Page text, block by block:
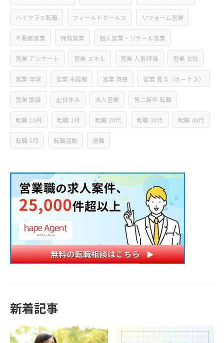
ハイクラス転職 フィールドセールス リフォーム営業
不動産営業 保険営業 個人営業・リテール営業
営業 アンケート 営業 スキル 営業 人事評価 営業 女性
営業 年収 営業 未経験 営業 資格 営業 賞与（ボーナス）
営業 面接 土日休み 法人営業 第二新卒 転職
転職 10月 転職 1月 転職 20代 転職 30代 転職 40代
転職 5月 転職活動 退職
新着記事